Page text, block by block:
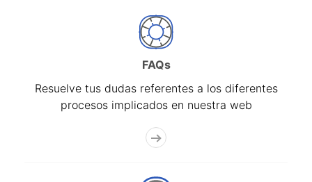
FAQs
Resuelve tus dudas referentes a los diferentes
procesos implicados en nuestra web